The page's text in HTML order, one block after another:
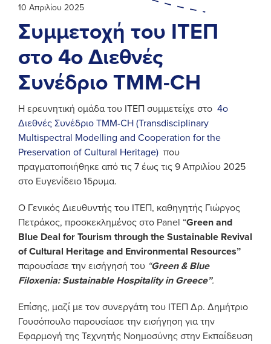
10 Απριλίου 2025
Συμμετοχή του ΙΤΕΠ
στο 4ο Διεθνές
Συνέδριο TMM-CH
Η ερευνητική ομάδα του ΙΤΕΠ συμμετείχε στο 4ο
Διεθνές Συνέδριο TMM-CH (Transdisciplinary
Multispectral Modelling and Cooperation for the
Preservation of Cultural Heritage) που
πραγματοποιήθηκε από τις 7 έως τις 9 Απριλίου 2025
στο Ευγενίδειο Ίδρυμα.
Ο Γενικός Διευθυντής του ΙΤΕΠ, καθηγητής Γιώργος
Πετράκος, προσκεκλημένος στο Panel “Green and
Blue Deal for Tourism through the Sustainable Revival
of Cultural Heritage and Environmental Resources”
παρουσίασε την εισήγησή του “Green & Blue
Filoxenia: Sustainable Hospitality in Greece”.
Επίσης, μαζί με τον συνεργάτη του ΙΤΕΠ Δρ. Δημήτριο
Γουσόπουλο παρουσίασε την εισήγηση για την
Eφαρμογή της Τεχνητής Νοημοσύνης στην Εκπαίδευση